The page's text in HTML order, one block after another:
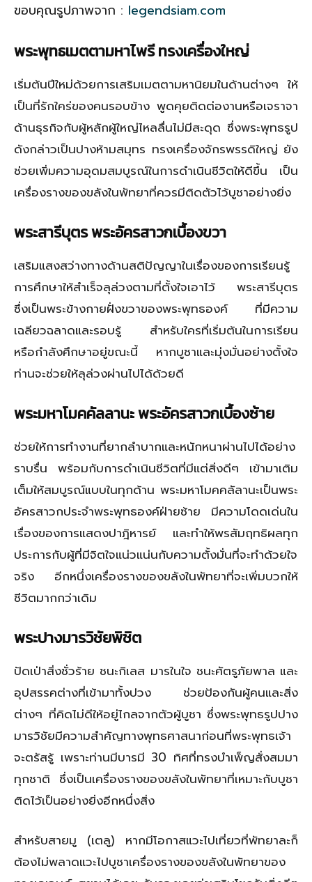
ขอบคุณรูปภาพจาก : legendsiam.com
พระพุทธเมตตามหาไพรี ทรงเครื่องใหญ่
เริ่มต้นปีใหม่ด้วยการเสริมเมตตามหานิยมในด้านต่างๆ ให้
เป็นที่รักใคร่ของคนรอบข้าง พูดคุยติดต่องานหรือเจราจา
ด้านธุรกิจกับผู้หลักผู้ใหญ่ไหลลื่นไม่มีสะดุด ซึ่งพระพุทธรูป
ดังกล่าวเป็นปางห้ามสมุทร ทรงเครื่องจักรพรรดิใหญ่ ยัง
ช่วยเพิ่มความอุดมสมบูรณ์ในการดำเนินชีวิตให้ดีขึ้น เป็น
เครื่องรางของขลังในพัทยาที่ควรมีติดตัวไว้บูชาอย่างยิ่ง
พระสารีบุตร พระอัครสาวกเบื้องขวา
เสริมแสงสว่างทางด้านสติปัญญาในเรื่องของการเรียนรู้
การศึกษาให้สำเร็จลุล่วงตามที่ตั้งใจเอาไว้ พระสารีบุตร
ซึ่งเป็นพระข้างกายฝั่งขวาของพระพุทธองค์ ที่มีความ
เฉลียวฉลาดและรอบรู้ สำหรับใครที่เริ่มต้นในการเรียน
หรือกำลังศึกษาอยู่ขณะนี้ หากบูชาและมุ่งมั่นอย่างตั้งใจ
ท่านจะช่วยให้ลุล่วงผ่านไปได้ด้วยดี
พระมหาโมคคัลลานะ พระอัครสาวกเบื้องซ้าย
ช่วยให้การทำงานที่ยากลำบากและหนักหนาผ่านไปได้อย่าง
ราบรื่น พร้อมกับการดำเนินชีวิตที่มีแต่สิ่งดีๆ เข้ามาเติม
เต็มให้สมบูรณ์แบบในทุกด้าน พระมหาโมคคลัลานะเป็นพระ
อัครสาวกประจำพระพุทธองค์ฝ่ายซ้าย มีความโดดเด่นใน
เรื่องของการแสดงปาฎิหารย์ และทำให้พรสัมฤทธิผลทุก
ประการกับผู้ที่มีจิตใจแน่วแน่นกับความตั้งมั่นที่จะทำด้วยใจ
จริง อีกหนึ่งเครื่องรางของขลังในพัทยาที่จะเพิ่มบวกให้
ชีวิตมากกว่าเดิม
พระปางมารวิชัยพิชิต
ปัดเป่าสิ่งชั่วร้าย ชนะกิเลส มารในใจ ชนะศัตรูภัยพาล และ
อุปสรรคต่างที่เข้ามาทั้งปวง ช่วยป้องกันผู้คนและสิ่ง
ต่างๆ ที่คิดไม่ดีให้อยู่ไกลจากตัวผู้บูชา ซึ่งพระพุทธรูปปาง
มารวิชัยมีความสำคัญทางพุทธศาสนาก่อนที่พระพุทธเจ้า
จะตรัสรู้ เพราะท่านมีบารมี 30 ทิศที่ทรงบำเพ็ญสั่งสมมา
ทุกชาติ ซึ่งเป็นเครื่องรางของขลังในพัทยาที่เหมาะกับบูชา
ติดไว้เป็นอย่างยิ่งอีกหนึ่งสิ่ง
สำหรับสายมู (เตลู) หากมีโอกาสแวะไปเที่ยวที่พัทยาละก็
ต้องไม่พลาดแวะไปบูชาเครื่องรางของขลังในพัทยาของ